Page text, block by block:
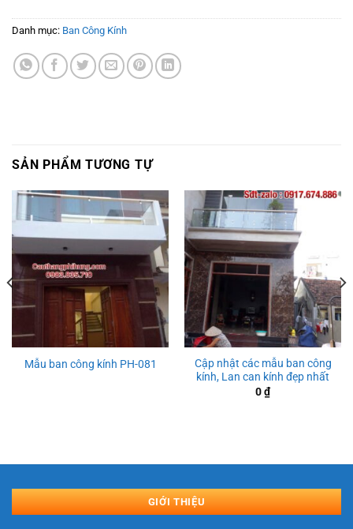
Danh mục: Ban Công Kính
SẢN PHẨM TƯƠNG TỰ
Mẫu ban công kính PH-081
Cập nhật các mẫu ban công
kính, Lan can kính đẹp nhất
0₫
GIỚI THIỆU